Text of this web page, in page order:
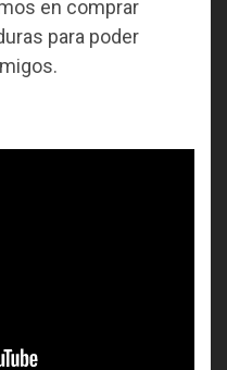
en comprar
para poder